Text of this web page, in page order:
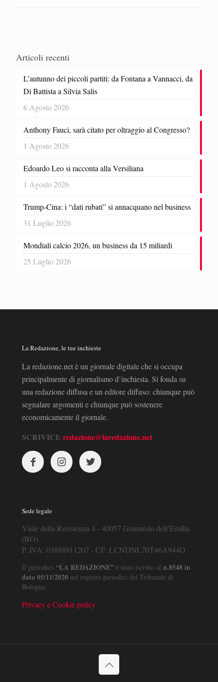
Articoli recenti
L’autunno dei piccoli partiti: da Fontana a Vannacci, da
Di Battista a Silvia Salis
6 Agosto 2026
Anthony Fauci, sarà citato per oltraggio al Congresso?
1 Agosto 2026
Edoardo Leo si racconta alla Versiliana
1 Agosto 2026
Trump-Cina: i “dati rubati” si annacquano nel business
31 Luglio 2026
Mondiali calcio 2026, un business da 15 miliardi
25 Luglio 2026
La Redazione, le tue inchieste
La redazione.net è un giornale digitale che si occupa
principalmente di giornalismo d’inchiesta. Si fonda su
una redazione diffusa e un editore diffuso: chiunque può
segnalare argomenti e chiunque può sostenere
economicamente il giornale.
SCRIVICI: redazione@laredazione.net
Sede legale
Viale della Resistenza 4 - 40057 Granarolo dell’Emilia
(BO)
P. IVA: 03888911207 - CF: LCNDNL70T46A944O
Il periodico “LA REDAZIONE” è stato iscritto al n.8548 in
data 05/11/2020 nel registro periodici del Tribunale di
Bologna.
Privacy e Cookie policy